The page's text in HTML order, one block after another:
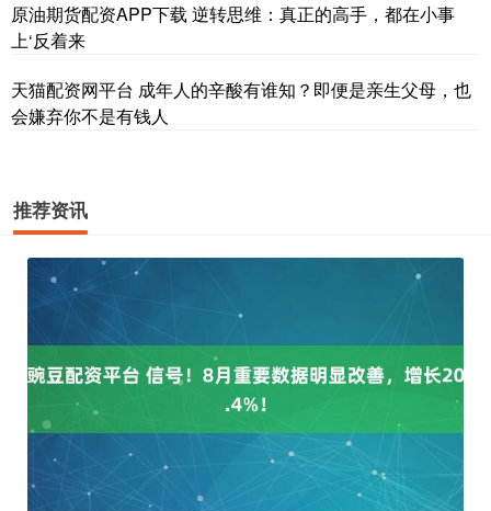
原油期货配资APP下载 逆转思维：真正的高手，都在小事
上‘反着来
天猫配资网平台 成年人的辛酸有谁知？即便是亲生父母，也
会嫌弃你不是有钱人
推荐资讯